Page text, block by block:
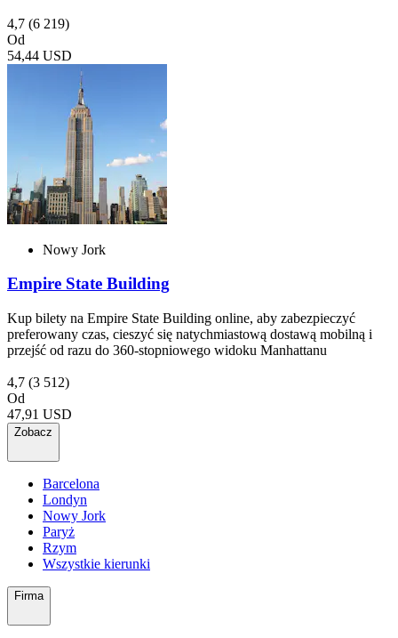
4,7 (6 219)
Od
54,44 USD
Nowy Jork
Empire State Building
Kup bilety na Empire State Building online, aby zabezpieczyć
preferowany czas, cieszyć się natychmiastową dostawą mobilną i
przejść od razu do 360-stopniowego widoku Manhattanu
4,7 (3 512)
Od
47,91 USD
Zobacz
Barcelona
Londyn
Nowy Jork
Paryż
Rzym
Wszystkie kierunki
Firma